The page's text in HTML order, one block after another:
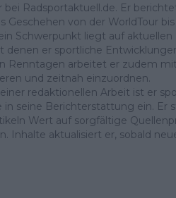
Radsportaktuell.de. Er
Geschehen von der WorldTour
Schwerpunkt liegt auf aktuellen
er sportliche
Renntagen arbeitet er zudem
und zeitnah einzuordnen.
redaktionellen Arbeit ist er
in seine Berichterstattung ein. Er
Wert auf sorgfältige
Inhalte aktualisiert er, sobald